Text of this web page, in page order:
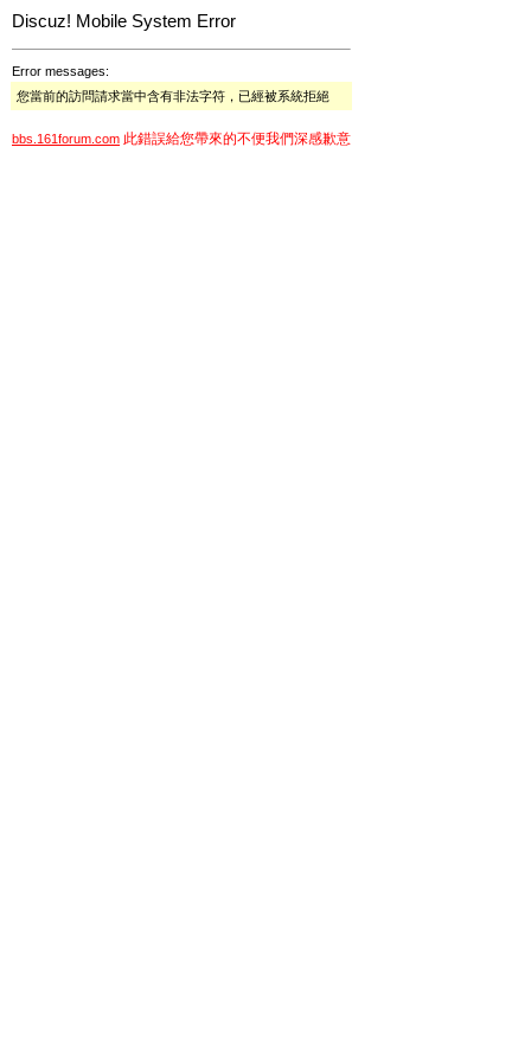
Discuz! Mobile System Error
Error messages:
您當前的訪問請求當中含有非法字符，已經被系統拒絕
bbs.161forum.com 此錯誤給您帶來的不便我們深感歉意